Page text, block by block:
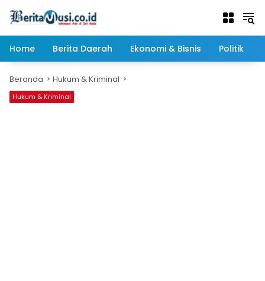
Home
Berita Daerah Ekonomi & Bisnis Politik
Beranda Hukum & Kriminal
Hukum & Kriminal